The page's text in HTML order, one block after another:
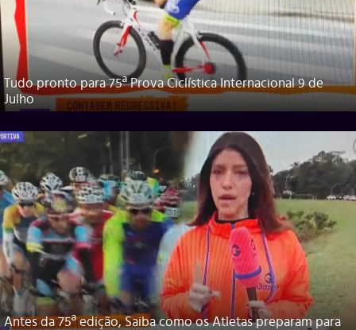
Tudo pronto para 75ª Prova Ciclística Internacional 9 de
Julho
Antes da 75ª edição, Saiba como os Atletas preparam para